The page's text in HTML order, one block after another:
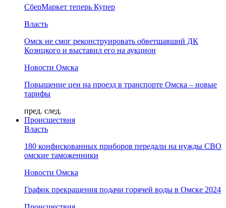
СберМаркет теперь Купер
Власть
Омск не смог реконструировать обветшавший ДК
Козицкого и выставил его на аукцион
Новости Омска
Повышение цен на проезд в транспорте Омска – новые
тарифы
пред. след.
Происшествия
Власть
180 конфискованных приборов передали на нужды СВО
омские таможенники
Новости Омска
График прекращения подачи горячей воды в Омске 2024